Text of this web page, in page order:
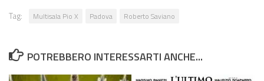
Tag: Multisala Pio X Padova Roberto Saviano
POTREBBERO INTERESSARTI ANCHE...